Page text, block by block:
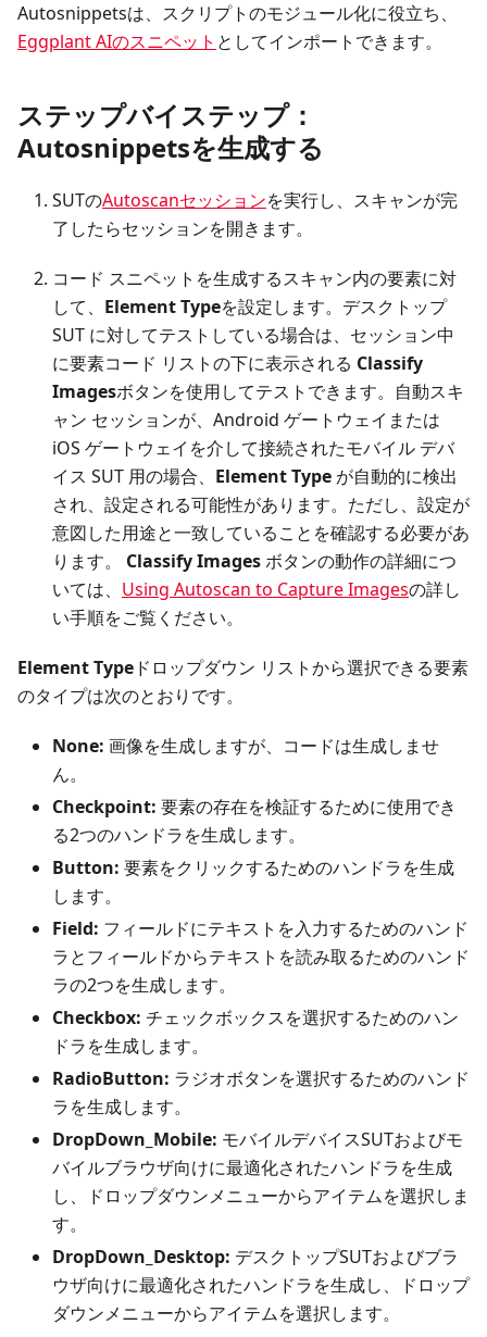
Autosnippetsは、スクリプトのモジュール化に役立ち、
Eggplant AIのスニペット としてインポートできます。
ステップバイステップ：
Autosnippetsを生成する
SUTのAutoscanセッションを実行し、スキャンが完
了したらセッションを開きます。
コード スニペットを生成するスキャン内の要素に対
して、 Element Typeを設定します。デスクトップ
SUT に対してテストしている場合は、セッション中
に要素コード リストの下に表示される Classify
Imagesボタンを使用してテストできます。自動スキ
ャン セッションが、Android ゲートウェイまたは
iOS ゲートウェイを介して接続されたモバイル デバ
イス SUT 用の場合、 Element Type が自動的に検出
され、設定される可能性があります。ただし、設定が
意図した用途と一致していることを確認する必要があ
ります。 Classify Imagesボタンの動作の詳細につ
いては、 Using Autoscan to Capture Imagesの詳し
い手順をご覧ください。
Element Type ドロップダウン リストから選択できる要素
のタイプは次のとおりです。
None: 画像を生成しますが、コードは生成しませ
ん。
Checkpoint: 要素の存在を検証するために使用でき
る2つのハンドラを生成します。
Button: 要素をクリックするためのハンドラを生成
します。
Field: フィールドにテキストを入力するためのハンド
ラとフィールドからテキストを読み取るためのハンド
ラの2つを生成します。
Checkbox: チェックボックスを選択するためのハン
ドラを生成します。
RadioButton: ラジオボタンを選択するためのハンド
ラを生成します。
DropDown_Mobile: モバイルデバイスSUTおよびモ
バイルブラウザ向けに最適化されたハンドラを生成
し、ドロップダウンメニューからアイテムを選択しま
す。
DropDown_Desktop: デスクトップSUTおよびブラ
ウザ向けに最適化されたハンドラを生成し、ドロップ
ダウンメニューからアイテムを選択します。